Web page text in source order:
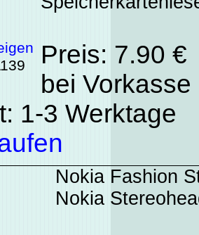
Preis: 7.90
bei
1-3 Werktage
Nokia Fashion
Nokia